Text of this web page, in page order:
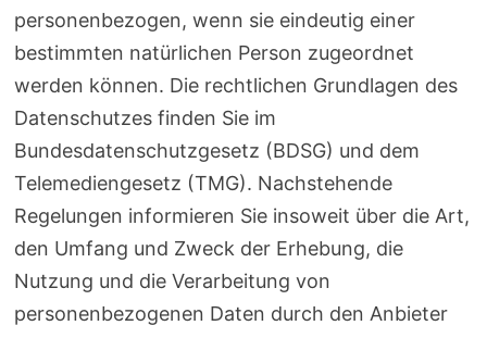
personenbezogen, wenn sie eindeutig einer
bestimmten natürlichen Person zugeordnet
werden können. Die rechtlichen Grundlagen des
Datenschutzes finden Sie im
Bundesdatenschutzgesetz (BDSG) und dem
Telemediengesetz (TMG). Nachstehende
Regelungen informieren Sie insoweit über die Art,
den Umfang und Zweck der Erhebung, die
Nutzung und die Verarbeitung von
personenbezogenen Daten durch den Anbieter